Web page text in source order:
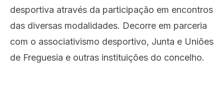
desportiva através da participação em encontros
das diversas modalidades. Decorre em parceria
com o associativismo desportivo, Junta e Uniões
de Freguesia e outras instituições do concelho.